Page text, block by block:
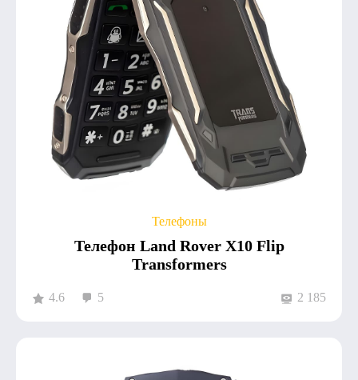
Телефоны
Телефон Land Rover X10 Flip
Transformers
4.6 5 2 185